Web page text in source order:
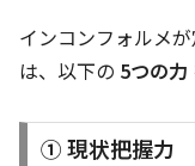
インコンフォルメ
は、以下の 5つの力
① 現状把握力